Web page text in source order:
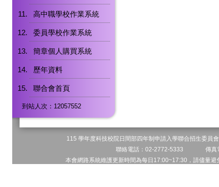
高中職學校作業系統
委員學校作業系統
簡章個人購買系統
歷年資料
聯合會首頁
到站人次：12057552
115 學年度科技校院日間部四年制申請入學聯合招生委
聯絡電話：02-2772-5333 傳
本會網路系統維護更新時間為每日17:00~17:30，請儘量